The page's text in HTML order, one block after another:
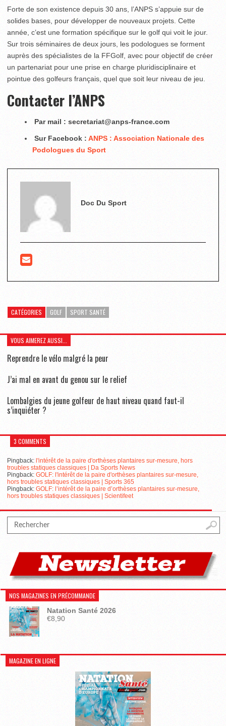
Forte de son existence depuis 30 ans, l’ANPS s’appuie sur de
solides bases, pour développer de nouveaux projets. Cette
année, c’est une formation spécifique sur le golf qui voit le jour.
Sur trois séminaires de deux jours, les podologues se forment
auprès des spécialistes de la FFGolf, avec pour objectif de créer
un partenariat pour une prise en charge pluridisciplinaire et
pointue des golfeurs français, quel que soit leur niveau de jeu.
Contacter l’ANPS
Par mail : secretariat@anps-france.com
Sur Facebook : ANPS : Association Nationale des
Podologues du Sport
Doc Du Sport
CATÉGORIES GOLF SPORT SANTÉ
VOUS AIMEREZ AUSSI...
Reprendre le vélo malgré la peur
J’ai mal en avant du genou sur le relief
Lombalgies du jeune golfeur de haut niveau quand faut-il
s’inquiéter ?
3 COMMENTS
Pingback: l'intérêt de la paire d'orthèses plantaires sur-mesure, hors
troubles statiques classiques | Da Sports News
Pingback: GOLF: l'intérêt de la paire d'orthèses plantaires sur-mesure,
hors troubles statiques classiques | Sports 365
Pingback: GOLF: l’intérêt de la paire d’orthèses plantaires sur-mesure,
hors troubles statiques classiques | Scientifeet
NOS MAGAZINES EN PRÉCOMMANDE
Natation Santé 2026
€8,90
MAGAZINE EN LIGNE